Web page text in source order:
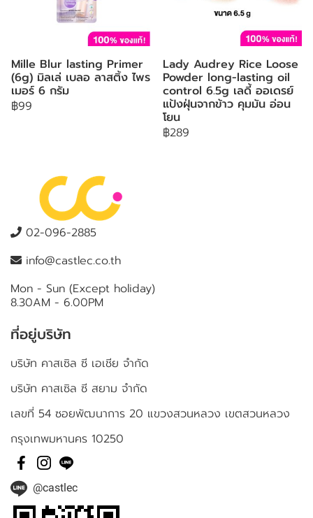
Mille Blur lasting Primer
(6g) มิลเล่ เบลอ ลาสติ้ง ไพร
เมอร์ 6 กรัม
฿99
Lady Audrey Rice Loose
Powder long-lasting oil
control 6.5g เลดี้ ออเดรย์
แป้งฝุ่นจากข้าว คุมมัน อ่อน
โยน
฿289
02-096-2885
info@castlec.co.th
Mon - Sun (Except holiday)
8.30AM - 6.00PM
ที่อยู่บริษัท
บริษัท คาสเซิล ซี เอเชีย จำกัด
บริษัท คาสเซิล ซี สยาม จำกัด
เลขที่ 54 ซอยพัฒนาการ 20 แขวงสวนหลวง เขตสวนหลวง
กรุงเทพมหานคร 10250
@castlec